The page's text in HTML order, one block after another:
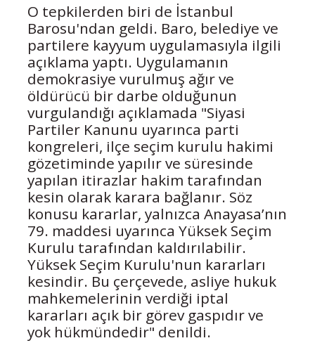
O tepkilerden biri de İstanbul
Barosu'ndan geldi. Baro, belediye ve
partilere kayyum uygulamasıyla ilgili
açıklama yaptı. Uygulamanın
demokrasiye vurulmuş ağır ve
öldürücü bir darbe olduğunun
vurgulandığı açıklamada "Siyasi
Partiler Kanunu uyarınca parti
kongreleri, ilçe seçim kurulu hakimi
gözetiminde yapılır ve süresinde
yapılan itirazlar hakim tarafından
kesin olarak karara bağlanır. Söz
konusu kararlar, yalnızca Anayasa’nın
79. maddesi uyarınca Yüksek Seçim
Kurulu tarafından kaldırılabilir.
Yüksek Seçim Kurulu'nun kararları
kesindir. Bu çerçevede, asliye hukuk
mahkemelerinin verdiği iptal
kararları açık bir görev gaspıdır ve
yok hükmündedir" denildi.